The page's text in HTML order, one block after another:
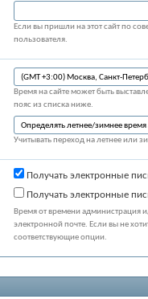
Если вы пришли на этот сайт по
пользователя.
Время на сайте может быть
пояс из списка ниже.
Учитывать переход на летнее или
Получать электронные
Получать электронные
Время от времени администрация
электронной почте. Если вы не
соответствующие опции.